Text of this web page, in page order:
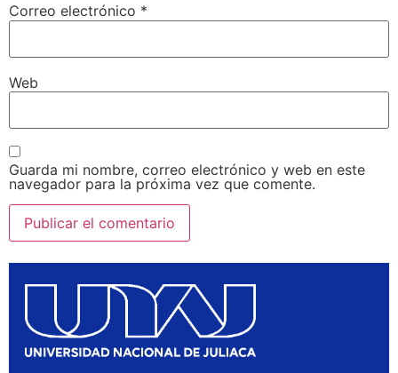
Correo electrónico *
Web
Guarda mi nombre, correo electrónico y web en este
navegador para la próxima vez que comente.